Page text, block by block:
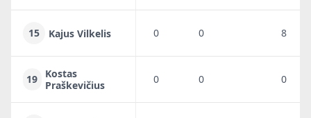
15 Kajus Vilkelis 0 0 8
19
Kostas
Praškevičius
0 0 0